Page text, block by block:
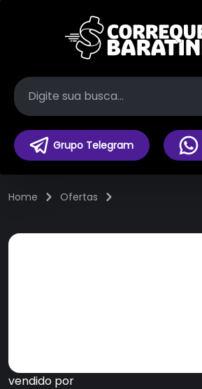
Grupo Telegram
Home Ofertas
vendido por